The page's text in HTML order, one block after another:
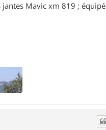
jantes Mavic xm 819 ; équipé